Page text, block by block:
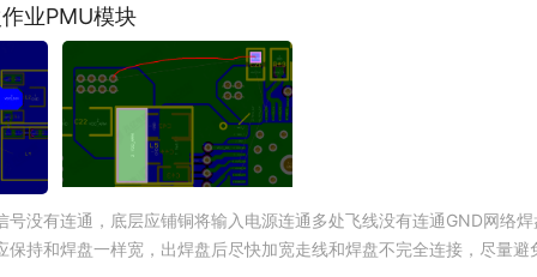
业PMU模块
没有连通，底层应铺铜将输入电源连通多处飞线没有连通GND网络
持和焊盘一样宽，出焊盘后尽快加宽走线和焊盘不完全连接，尽量避